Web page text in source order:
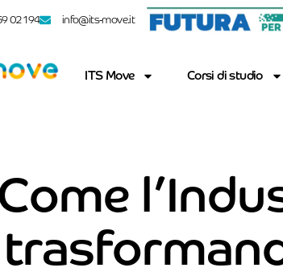
02 194 info@its-move.it
ITS Move Corsi di studio